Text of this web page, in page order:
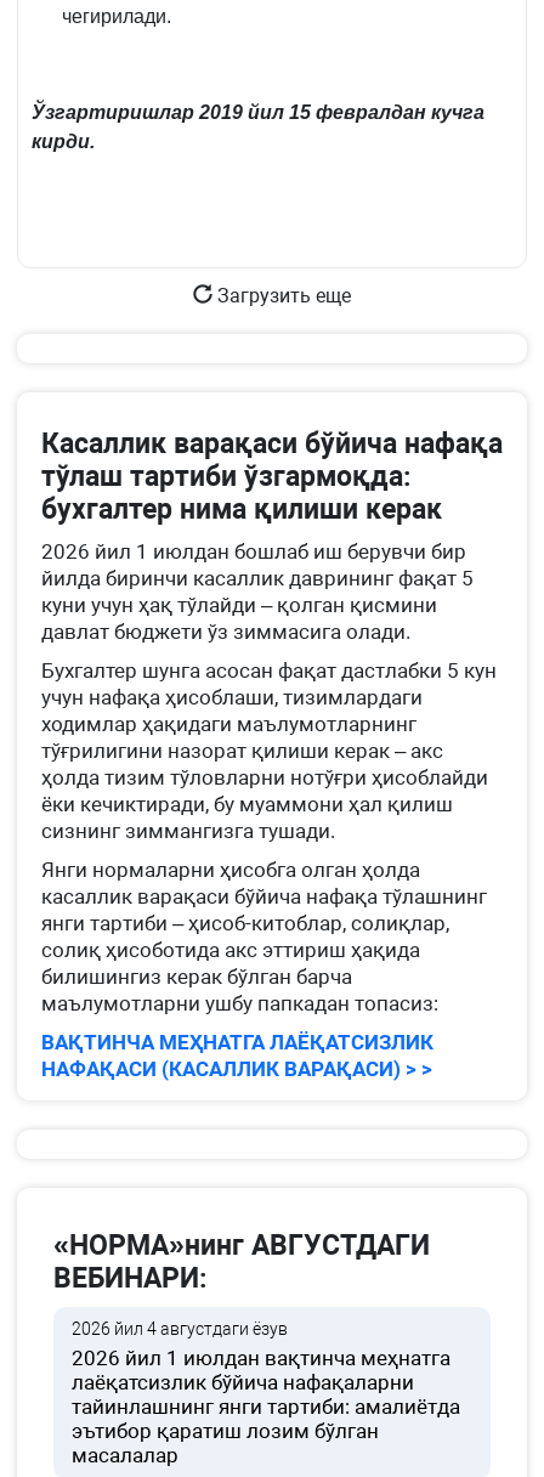
чегирилади.
Ўзгартиришлар 2019 йил 15 февралдан кучга
кирди.
Загрузить еще
Касаллик варақаси бўйича нафақа
тўлаш тартиби ўзгармоқда:
бухгалтер нима қилиши керак
2026 йил 1 июлдан бошлаб иш берувчи бир
йилда биринчи касаллик даврининг фақат 5
куни учун ҳақ тўлайди – қолган қисмини
давлат бюджети ўз зиммасига олади.
Бухгалтер шунга асосан фақат дастлабки 5 кун
учун нафақа ҳисоблаши, тизимлардаги
ходимлар ҳақидаги маълумотларнинг
тўғрилигини назорат қилиши керак – акс
ҳолда тизим тўловларни нотўғри ҳисоблайди
ёки кечиктиради, бу муаммони ҳал қилиш
сизнинг зиммангизга тушади.
Янги нормаларни ҳисобга олган ҳолда
касаллик варақаси бўйича нафақа тўлашнинг
янги тартиби – ҳисоб-китоблар, солиқлар,
солиқ ҳисоботида акс эттириш ҳақида
билишингиз керак бўлган барча
маълумотларни ушбу папкадан топасиз:
ВАҚТИНЧА МЕҲНАТГА ЛАЁҚАТСИЗЛИК
НАФАҚАСИ (КАСАЛЛИК ВАРАҚАСИ) > >
«НОРМА»нинг АВГУСТДАГИ
ВЕБИНАРИ:
2026 йил 4 августдаги ёзув
2026 йил 1 июлдан вақтинча меҳнатга
лаёқатсизлик бўйича нафақаларни
тайинлашнинг янги тартиби: амалиётда
эътибор қаратиш лозим бўлган
масалалар